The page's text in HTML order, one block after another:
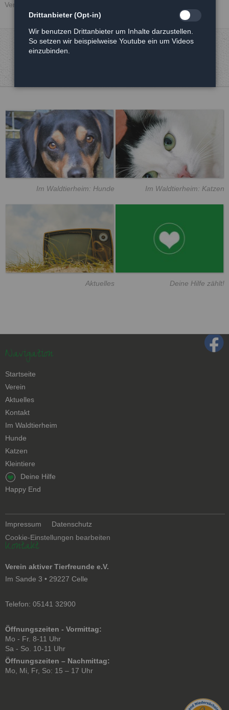
Veröffentlicht: 19.01.2016
Im Waldtierheim: Hunde Im Waldtierheim: Katzen
Aktuelles Deine Hilfe zählt!
Navigation
Navigation
überspringen
Startseite
Verein
Aktuelles
Kontakt
Navigation
überspringen
Im Waldtierheim
Hunde
Katzen
Kleintiere
Navigation
überspringen
Deine Hilfe
Happy End
Navigation
überspringen
Impressum
Datenschutz
Cookie-Einstellungen bearbeiten
Kontakt
Verein aktiver Tierfreunde e.V.
Im Sande 3 • 29227 Celle
Telefon: 05141 32900
Öffnungszeiten - Vormittag:
Mo - Fr. 8-11 Uhr
Sa - So. 10-11 Uhr
Öffnungszeiten – Nachmittag:
Mo, Mi, Fr, So: 15 – 17 Uhr
Drittanbieter (Opt-in)
Wir benutzen Drittanbieter um Inhalte darzustellen.
So setzen wir beispielweise Youtube ein um Videos
einzubinden.